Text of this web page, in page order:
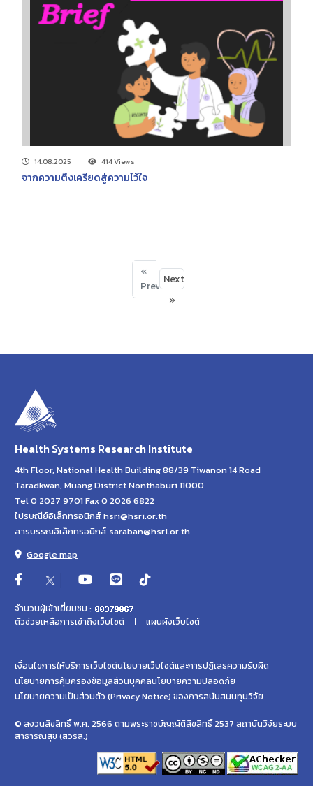
14.08.2025 414 Views
จากความตึงเครียดสู่ความไว้ใจ
«
Previous
Next
»
Health Systems Research Institute
4th Floor, National Health Building 88/39 Tiwanon 14 Road
Taradkwan, Muang District Nonthaburi 11000
Tel 0 2027 9701 Fax 0 2026 6822
ไปรษณีย์อิเล็กทรอนิกส์ hsri@hsri.or.th
สารบรรณอิเล็กทรอนิกส์ saraban@hsri.or.th
Google map
จำนวนผู้เข้าเยี่ยมชม :
ตัวช่วยเหลือการเข้าถึงเว็บไซต์
แผนผังเว็บไซต์
เงื่อนไขการให้บริการเว็บไซต์นโยบายเว็บไซต์และการปฏิเสธความรับผิด
นโยบายการคุ้มครองข้อมูลส่วนบุคคลนโยบายความปลอดภัย
นโยบายความเป็นส่วนตัว (Privacy Notice) ของการสนับสนนทุนวิจัย
© สงวนลิขสิทธิ์ พ.ศ. 2566 ตามพระราชบัญญัติลิขสิทธิ์ 2537 สถาบันวิจัยระบบ
สาธารณสุข (สวรส.)